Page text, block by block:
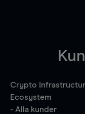
Crypto
Ecosystem
- Alla kunder